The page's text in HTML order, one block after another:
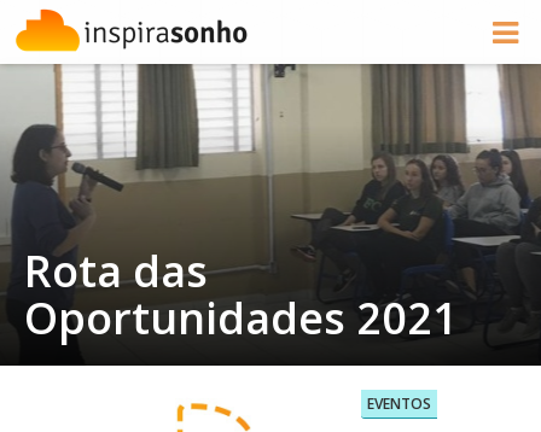
Rota das
Oportunidades 2021
EVENTOS